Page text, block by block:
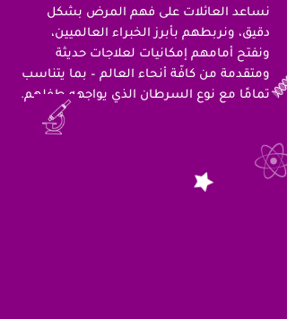
نساعد العائلات على فهم المرض بشكل
دقيق، ونربطهم بأبرز الخبراء العالميين،
ونفتح أمامهم إمكانيات لعلاجات حديثة
ومتقدمة من كافّة أنحاء العالم – بما يتناسب
تمامًا مع نوع السرطان الذي يواجهه طفلهم.